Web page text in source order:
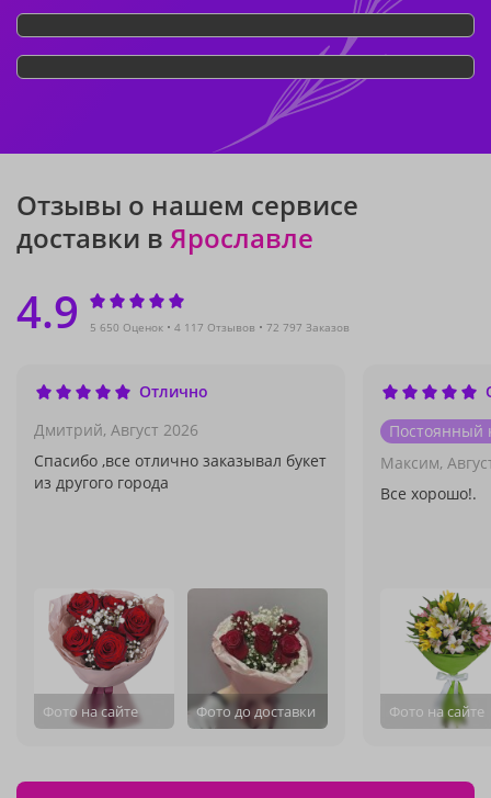
Отзывы о нашем сервисе
доставки в Ярославле
4.9 5 650 Оценок 4 117 Отзывов 72 797 Заказов
Отлично
Дмитрий, Август 2026
Спасибо ,все отлично заказывал букет
из другого города
Фото на сайте Фото до доставки
Постоянный
Максим,
Все хорошо!.
Фото на сайте